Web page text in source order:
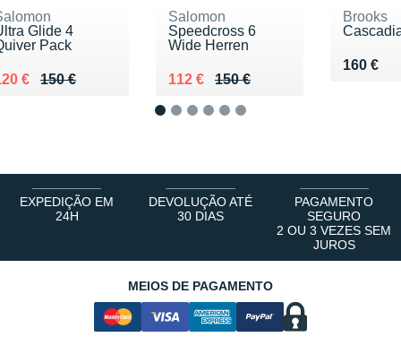
Glide 4
Pack
150 €
lieu de 150 €
€ 120 €
Salomon
Speedcross 6
Wide Herren
150 €
Au lieu de 150 €
112 €
Vendu 112 €
Brooks
160 €
Vendu
EXPEDIÇÃO EM
24H
DEVOLUÇÃO ATÉ
30 DIAS
PAGAMENTO
SEGURO
2 OU 3 VEZES SEM
JUROS
MEIOS DE PAGAMENTO